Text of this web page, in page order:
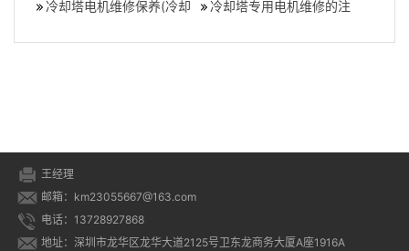
维修方法)
意事项(冷却塔电机安装)
冷却塔电机维修保养(冷却
冷却塔专用电机维修的注
王经理
邮箱：km23055667@163.com
电话：13728927868
地址：深圳市龙华区龙华大道2125号卫东龙商务大厦A座1916A